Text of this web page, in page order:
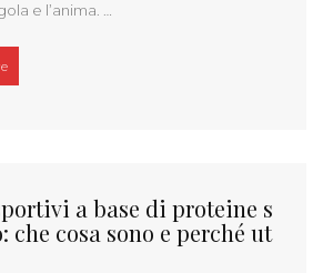
e l’anima. …
“Le sane abitudini che ti fanno dimagrire o
a base di proteine s
che cosa sono e perché ut